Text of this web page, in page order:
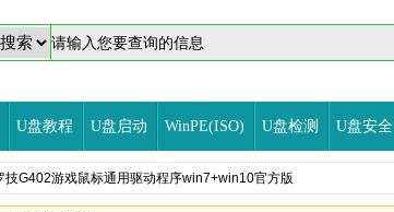
U盘教程 U盘启动 WinPE(ISO) U盘检测 U盘安全
技G402游戏鼠标通用驱动程序win7+win10官方版